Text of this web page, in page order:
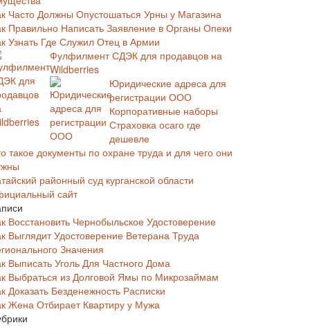
Часто Должны Опустошаться Урны у Магазина
Правильно Написать Заявление в Органы Опеки
Узнать Где Служил Отец в Армии
Фулфилмент СДЭК для продавцов на
Wildberries
Юридические адреса для
регистрации ООО
Корпоративные наборы
Страховка осаго где
дешевле
такое документы по охране труда и для чего они
районный суд курганской области
сайт
Восстановить Чернобыльское Удостоверение
Выглядит Удостоверение Ветерана Труда
Значения
Выписать Уголь Для Частного Дома
Выбраться из Долговой Ямы по Микрозаймам
Доказать Безденежность Расписки
Жена Отбирает Квартиру у Мужа